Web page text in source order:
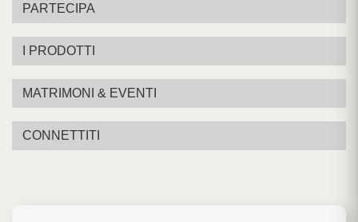
PARTECIPA
I PRODOTTI
MATRIMONI & EVENTI
CONNETTITI